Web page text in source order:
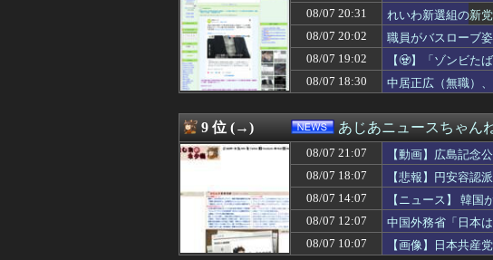
08/07 21:01
【速報】ユニクロの置くだけセ
08/07 21:01
【ウマ娘】（8月LoH）もしかし
08/07 21:00
【艦これ】イベントぼちぼち終
08/07 21:00
【画像】吉岡里帆さん、本物の
08/07 21:00
【シャニマス】人魚姫の世界に
08/07 21:00
大園、脱いでいたwwwwwww大
08/07 21:00
【ラブライブ！】【画像】波打
08/07 21:00
彼氏がまだ26なのに白髪が多い
08/07 21:00
前輪が2輪あるバイクｗｗｗｗｗ
ドリー・ファンク・ジュニア、
【遊戯王OCGフラゲ】ユーティ
08/07 21:00
【朗報】一番手Vグループさん
08/07 21:00
【東方】「黙ってれば美人」をこ
08/07 21:00
俺「あー妹が欲しいなー。念じ
08/07 21:00
多田成美アナ、ポロシャツおっ
08/07 20:31
れいわ新選組の新
08/07 20:02
職員がバスローブ
08/07 19:02
【🧟】「ゾンビた
に」
08/07 18:30 中居正広（無職）
9 位 (→) あじあニュースちゃん
08/07 21:07
【動画】広島記念
08/07 18:07
【悲報】円安容認
08/07 14:07
【ニュース】 韓
08/07 12:07
中国外務省「日本
08/07 10:07
【画像】日本共産